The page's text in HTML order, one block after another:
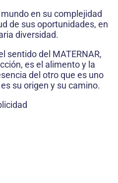
en su complejidad
de sus oportunidades, en
diversidad.
sentido del MATERNAR,
es el alimento y la
del otro que es uno
su origen y su camino.